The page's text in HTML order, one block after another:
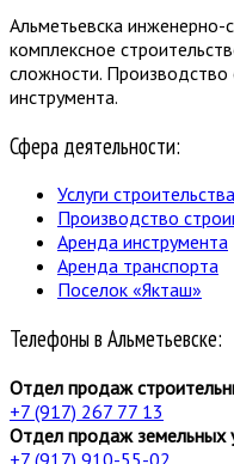
Альметьевска инженерно-
комплексное
сложности. Производство
инструмента.
Сфера деятельности:
Услуги строительства
Производство
Аренда инструмента
Аренда транспорта
Поселок «Якташ»
Телефоны в Альметьевске:
Отдел продаж
+7 (917) 267 77 13
Отдел продаж земельных
+7 (917) 910-55-02